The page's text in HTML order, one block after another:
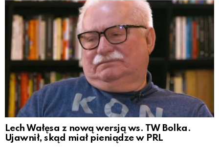
Lech Wałęsa z nową wersją ws. TW Bolka.
Ujawnił, skąd miał pieniądze w PRL